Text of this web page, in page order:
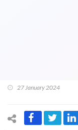
27 January 2024